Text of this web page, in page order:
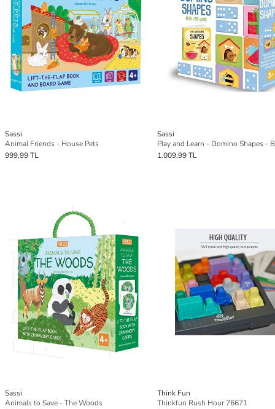
Sassi
Animal Friends - House Pets
999,99 TL
Sassi
1.009,99 TL
Sassi
Animals to Save - The Woods
Think Fun
Thinkfun Rush Hour 76671